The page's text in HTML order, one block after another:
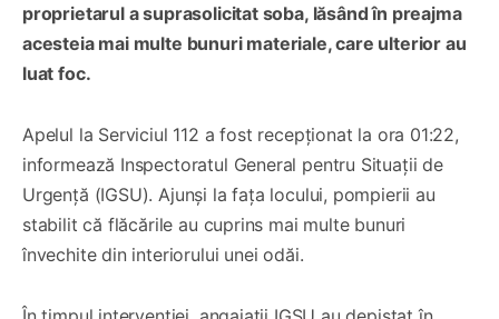
proprietarul a suprasolicitat soba, lăsând în preajma
acesteia mai multe bunuri materiale, care ulterior au
luat foc.
Apelul la Serviciul 112 a fost recepționat la ora 01:22,
informează Inspectoratul General pentru Situații de
Urgență (IGSU). Ajunși la fața locului, pompierii au
stabilit că flăcările au cuprins mai multe bunuri
învechite din interiorului unei odăi.